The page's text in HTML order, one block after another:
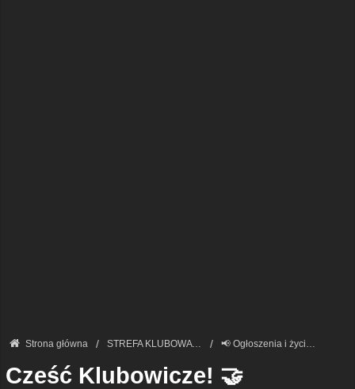
Strona główna STREFA KLUBOWA — START 📢 Ogłoszenia i życie Klubu
Cześć Klubowicze! 🤝